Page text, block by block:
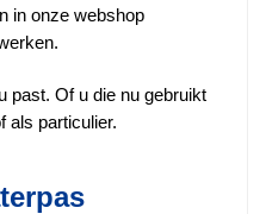
in onze webshop
past. Of u die nu gebruikt
als particulier.